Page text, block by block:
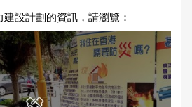
建設計劃的資訊，請瀏覽：